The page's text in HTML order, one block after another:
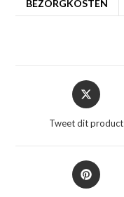
BEZORGKOSTEN
Opent
in
nieuw
Tweet dit product
Opent
in